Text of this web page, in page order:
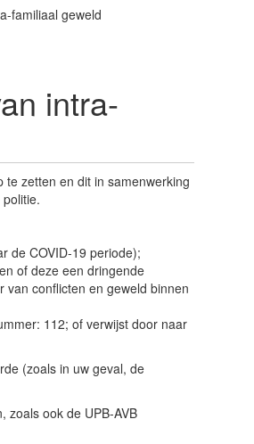
familiaal geweld
intra-
zetten en dit in samenwerking
de COVID-19 periode);
of deze een dringende
conflicten en geweld binnen
112; of verwijst door naar
(zoals in uw geval, de
zoals ook de UPB-AVB